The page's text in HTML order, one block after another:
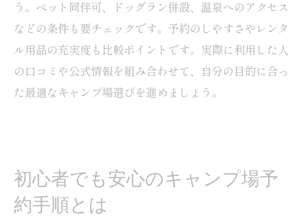
う。ペット同伴可、ドッグラン併設、温泉へのアクセス
などの条件も要チェックです。予約のしやすさやレンタ
ル用品の充実度も比較ポイントです。実際に利用した人
の口コミや公式情報を組み合わせて、自分の目的に合っ
た最適なキャンプ場選びを進めましょう。
初心者でも安心のキャンプ場予
約手順とは